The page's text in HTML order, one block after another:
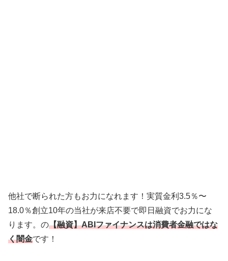
他社で断られた方もお力になれます！実質金利3.5％〜
18.0％創立10年の当社が来店不要で即日融資でお力にな
ります。の【融資】ABIファイナンスは消費者金融ではな
く闇金です！